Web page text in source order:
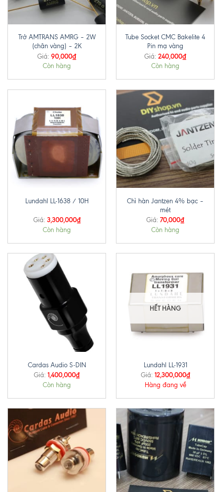
Trở AMTRANS AMRG – 2W
(chân vàng) – 2K
Giá: 90,000₫
Còn hàng
Tube Socket CMC Bakelite 4
Pin mạ vàng
Giá: 240,000₫
Còn hàng
Lundahl LL-1638 / 10H
Giá: 3,300,000₫
Còn hàng
Chì hàn Jantzen 4% bạc –
mét
Giá: 70,000₫
Còn hàng
Cardas Audio S-DIN
Giá: 1,400,000₫
Còn hàng
HẾT HÀNG
Lundahl LL-1931
Giá: 12,300,000₫
Hàng đang về